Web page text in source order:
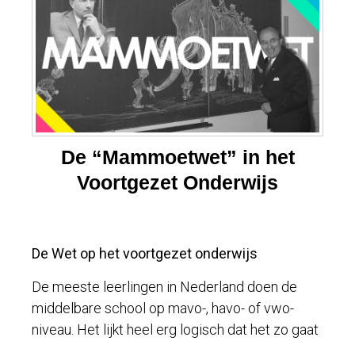
De “Mammoetwet” in het
Voortgezet Onderwijs
De Wet op het voortgezet onderwijs
De meeste leerlingen in Nederland doen de
middelbare school op mavo-, havo- of vwo-
niveau. Het lijkt heel erg logisch dat het zo gaat